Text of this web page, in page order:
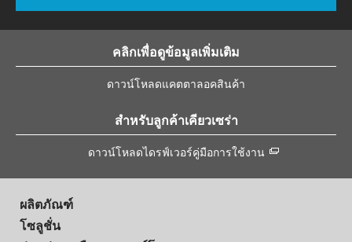
คลิกเพื่อดูข้อมูลเพิ่มเติม
ดาวน์โหลดแคตตาลอคสินค้า
สำหรับลูกค้าเคียวเซร่า
ดาวน์โหลดไดรฟ์เวอร์คู่มือการใช้งาน
ผลิตภัณฑ์
โซลูชั่น